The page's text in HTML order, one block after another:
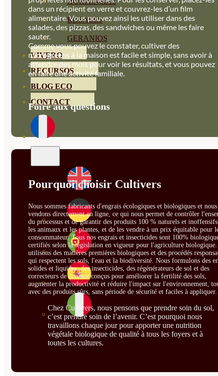
ROSALES
GERANIOS
VIVERO
RECURSOS
BLOG ECO
CONTACT
dans un récipient en verre et couvrez-les d’un film
alimentaire. Vous pouvez ainsi les utiliser dans des
salades, des pizzas, des sandwiches ou même les faire
sauter.
Comme vous pouvez le constater, cultiver des
microgreens à la maison est facile et simple, sans avoir à
attendre des mois pour voir les résultats, et vous pouvez
en faire une activité familiale.
Foire aux questions
Pourquoi choisir Cultivers
Nous sommes fabricants d'engrais écologiques et biologiques et nous
vendons directement en ligne, ce qui nous permet de contrôler
du processus et de garantir des produits 100 % naturels et
les animaux et les plantes, et de les vendre à un prix équitable pour
consommateur. Tous nos engrais et insecticides sont 100%
certifiés selon la législation en vigueur pour l'agriculture biologique.
utilisons des matières premières biologiques et des procédés
qui respectent les sols, l'eau et la biodiversité. Nous formulons des
solides et liquides, des insecticides, des régénérateurs de sol et des
correcteurs de carence conçus pour améliorer la fertilité des sols,
augmenter la productivité et réduire l'impact sur l'environnement,
avec des produits sûrs, sans période de sécurité et faciles à appliquer.
Chez Cultivers, nous pensons que prendre soin du sol,
c’est prendre soin de l’avenir. C’est pourquoi nous
travaillons chaque jour pour apporter une nutrition
végétale biologique de qualité à tous les foyers et à
toutes les cultures.